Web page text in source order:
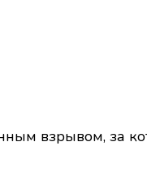
взрывом, за